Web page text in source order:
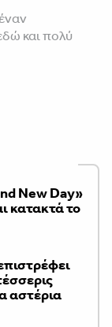
και πολύ
New Day»
κατακτά το
αστέρια